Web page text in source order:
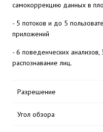
самокоррекцию данных в
- 5 потоков и до 5
приложений
- 6 поведенческих
распознавание лиц.
Разрешение
Угол обзора